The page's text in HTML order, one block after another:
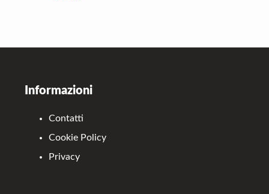
Informazioni
Contatti
Cookie Policy
Privacy